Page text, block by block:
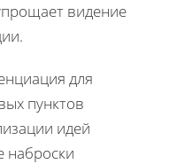
видение
для
пунктов
идей
наброски